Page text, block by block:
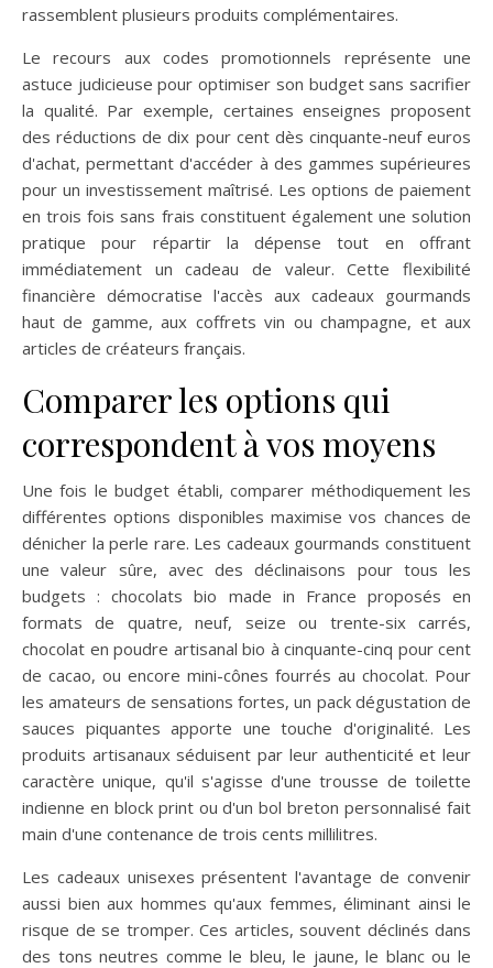
rassemblent plusieurs produits complémentaires.
Le recours aux codes promotionnels représente une
astuce judicieuse pour optimiser son budget sans sacrifier
la qualité. Par exemple, certaines enseignes proposent
des réductions de dix pour cent dès cinquante-neuf euros
d'achat, permettant d'accéder à des gammes supérieures
pour un investissement maîtrisé. Les options de paiement
en trois fois sans frais constituent également une solution
pratique pour répartir la dépense tout en offrant
immédiatement un cadeau de valeur. Cette flexibilité
financière démocratise l'accès aux cadeaux gourmands
haut de gamme, aux coffrets vin ou champagne, et aux
articles de créateurs français.
Comparer les options qui
correspondent à vos moyens
Une fois le budget établi, comparer méthodiquement les
différentes options disponibles maximise vos chances de
dénicher la perle rare. Les cadeaux gourmands constituent
une valeur sûre, avec des déclinaisons pour tous les
budgets : chocolats bio made in France proposés en
formats de quatre, neuf, seize ou trente-six carrés,
chocolat en poudre artisanal bio à cinquante-cinq pour cent
de cacao, ou encore mini-cônes fourrés au chocolat. Pour
les amateurs de sensations fortes, un pack dégustation de
sauces piquantes apporte une touche d'originalité. Les
produits artisanaux séduisent par leur authenticité et leur
caractère unique, qu'il s'agisse d'une trousse de toilette
indienne en block print ou d'un bol breton personnalisé fait
main d'une contenance de trois cents millilitres.
Les cadeaux unisexes présentent l'avantage de convenir
aussi bien aux hommes qu'aux femmes, éliminant ainsi le
risque de se tromper. Ces articles, souvent déclinés dans
des tons neutres comme le bleu, le jaune, le blanc ou le